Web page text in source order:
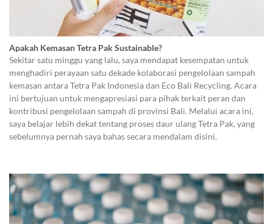
Apakah Kemasan Tetra Pak Sustainable?
Sekitar satu minggu yang lalu, saya mendapat kesempatan untuk
menghadiri perayaan satu dekade kolaborasi pengelolaan sampah
kemasan antara Tetra Pak Indonesia dan Eco Bali Recycling. Acara
ini bertujuan untuk mengapresiasi para pihak terkait peran dan
kontribusi pengelolaan sampah di provinsi Bali. Melalui acara ini,
saya belajar lebih dekat tentang proses daur ulang Tetra Pak, yang
sebelumnya pernah saya bahas secara mendalam disini.